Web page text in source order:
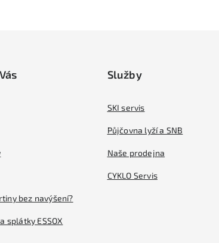
bez navýšení?
splátky ESSOX
Služby
SKI servis
Půjčovna lyží a SNB
Naše prodejna
CYKLO Servis